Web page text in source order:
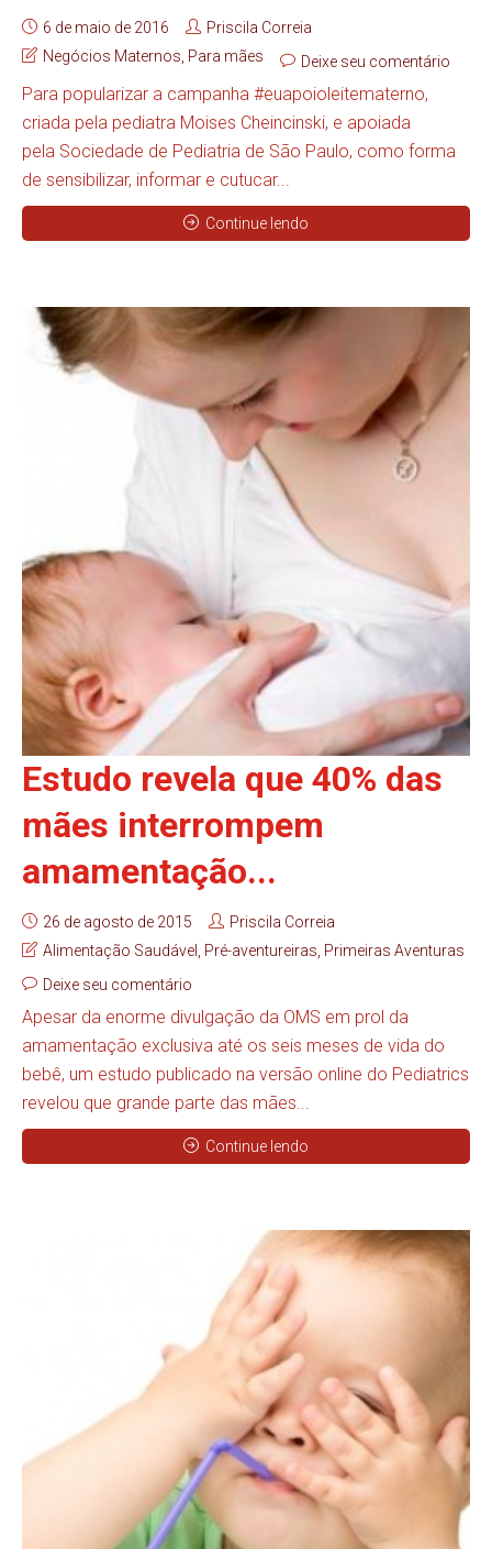
6 de maio de 2016
Priscila Correia
Negócios Maternos, Para mães Deixe seu comentário
Para popularizar a campanha #euapoioleitematerno,
criada pela pediatra Moises Cheincinski, e apoiada
pela Sociedade de Pediatria de São Paulo, como forma
de sensibilizar, informar e cutucar...
Continue lendo
Estudo revela que 40% das
mães interrompem
amamentação...
26 de agosto de 2015
Priscila Correia
Alimentação Saudável , Pré-aventureiras, Primeiras Aventuras
Deixe seu comentário
Apesar da enorme divulgação da OMS em prol da
amamentação exclusiva até os seis meses de vida do
bebê, um estudo publicado na versão online do Pediatrics
revelou que grande parte das mães...
Continue lendo